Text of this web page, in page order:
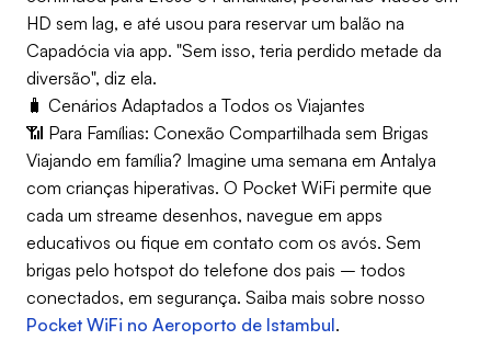
HD sem lag, e até usou para reservar um balão na
Capadócia via app. "Sem isso, teria perdido metade da
diversão", diz ela.
🧳 Cenários Adaptados a Todos os Viajantes
📶 Para Famílias: Conexão Compartilhada sem Brigas
Viajando em família? Imagine uma semana em Antalya
com crianças hiperativas. O Pocket WiFi permite que
cada um streame desenhos, navegue em apps
educativos ou fique em contato com os avós. Sem
brigas pelo hotspot do telefone dos pais – todos
conectados, em segurança. Saiba mais sobre nosso
Pocket WiFi no Aeroporto de Istambul.